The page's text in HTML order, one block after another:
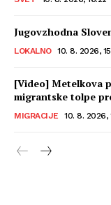
Jugovzhodna
LOKALNO 10. 8. 2026,
[Video] Metelkova
migrantske tolpe
MIGRACIJE 10. 8. 2026,